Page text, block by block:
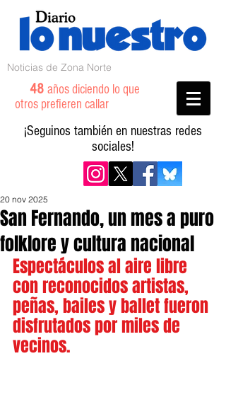
Noticias de Zona Norte
48 años diciendo lo que
otros prefieren callar
¡Seguinos también en nuestras redes
sociales!
San Fernando, un mes a puro
folklore y cultura nacional
20 nov 2025
Espectáculos al aire libre
con reconocidos artistas,
peñas, bailes y ballet fueron
disfrutados por miles de
vecinos.